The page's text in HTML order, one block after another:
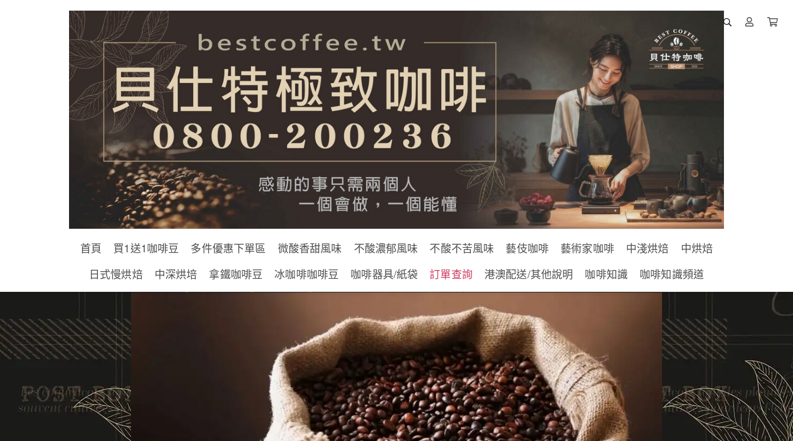
首頁 買1送1咖啡豆 多件優惠下單區 微酸香甜風味 不酸濃郁風味 不酸不苦風味 藝伎咖啡 藝術家咖啡 中淺烘焙
中烘焙
日式慢烘焙
中深烘培 拿鐵咖啡豆 冰咖啡咖啡豆 咖啡器具/紙袋 訂單查詢 港澳配送/其他說明 咖啡知識 咖啡知識頻道